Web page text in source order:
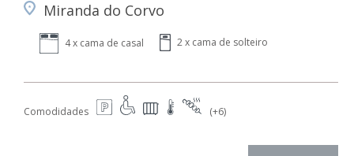
Miranda do Corvo
4 x cama de casal 2 x cama de solteiro
Comodidades (+6)